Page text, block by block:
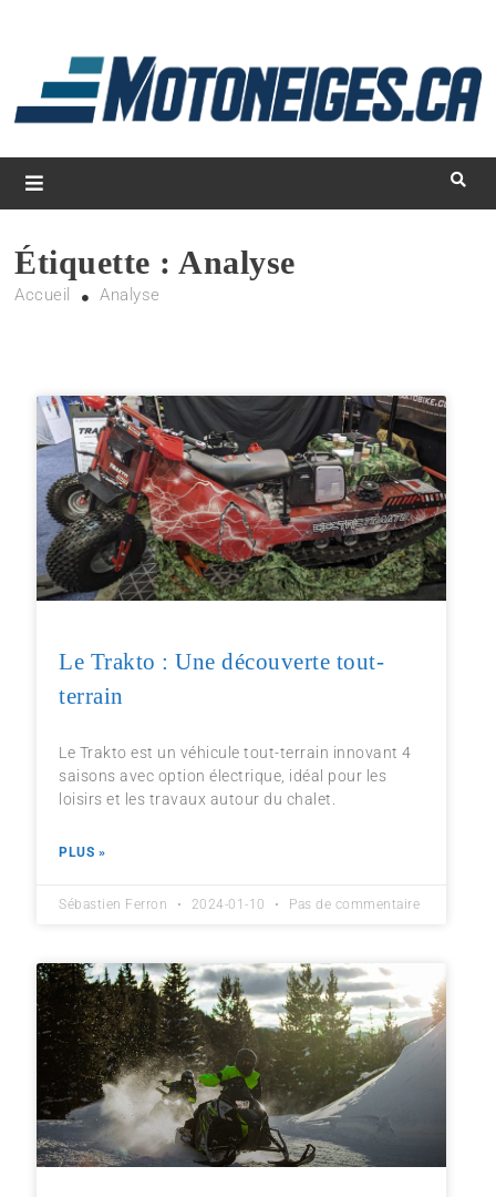
Magazine Motoneiges.ca
Étiquette : Analyse
Accueil Analyse
Le Trakto : Une découverte tout-
terrain
Le Trakto est un véhicule tout-terrain innovant 4
saisons avec option électrique, idéal pour les
loisirs et les travaux autour du chalet.
PLUS »
Sébastien Ferron 2024-01-10 Pas de commentaire